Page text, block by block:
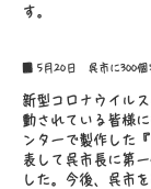
す。
■ 5月20日 呉市に300個
新型コロナウイル
動されている皆様
ンターで製作した
表して呉市長に第
した。今後、呉市